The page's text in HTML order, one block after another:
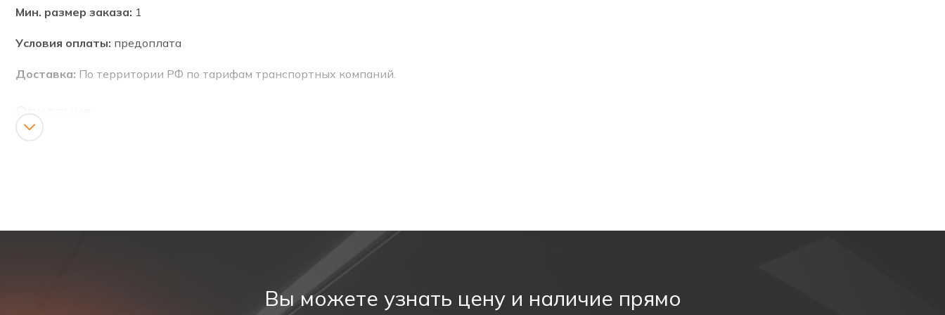
Мин. размер заказа: 1
Условия оплаты: предоплата
Доставка: По территории РФ по тарифам транспортных компаний.
время зарядки аккумуляторной батареи — 24 часа. Контроль за состоянием рабочей сети и уровнем заряда осуществляется с помощь светодиодных
индикаторов. Проверить исправность можно с помощью кнопки «тест», в ручном режиме.
Вы можете узнать цену и наличие прямо